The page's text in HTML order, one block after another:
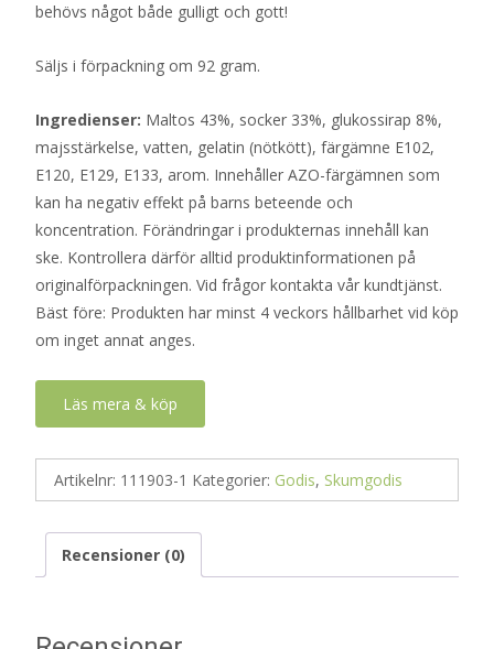
behövs något både gulligt och gott!
Säljs i förpackning om 92 gram.
Ingredienser: Maltos 43%, socker 33%, glukossirap 8%,
majsstärkelse, vatten, gelatin (nötkött), färgämne E102,
E120, E129, E133, arom. Innehåller AZO-färgämnen som
kan ha negativ effekt på barns beteende och
koncentration. Förändringar i produkternas innehåll kan
ske. Kontrollera därför alltid produktinformationen på
originalförpackningen. Vid frågor kontakta vår kundtjänst.
Bäst före: Produkten har minst 4 veckors hållbarhet vid köp
om inget annat anges.
Läs mera & köp
Artikelnr: 111903-1 Kategorier: Godis, Skumgodis
Recensioner (0)